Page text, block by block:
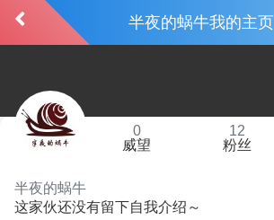
半夜的蜗牛我的主页
0
威望
12
粉丝
半夜的蜗牛
这家伙还没有留下自我介绍～